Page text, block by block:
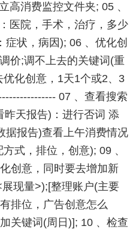
高消费监控文件夹; 05 、
医院，手术，治疗，多少
状，病因); 06 、优化创
价;调不上去的关键词(重
化创意，1天1个或2、3
07 、查看搜索
天报告)：进行否词 添
据报告)查看上午消费情况
式，排位，创意); 09 、
创意，同时要去增加新
现量>);[整理账户(主要
排位，广告创意怎么
关键词(周日)]; 10 、检查